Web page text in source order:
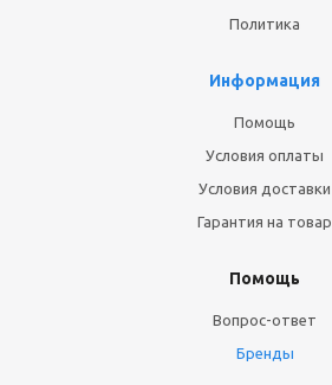
Политика
Информация
Помощь
Условия оплаты
Условия доставки
Гарантия на товар
Помощь
Вопрос-ответ
Бренды